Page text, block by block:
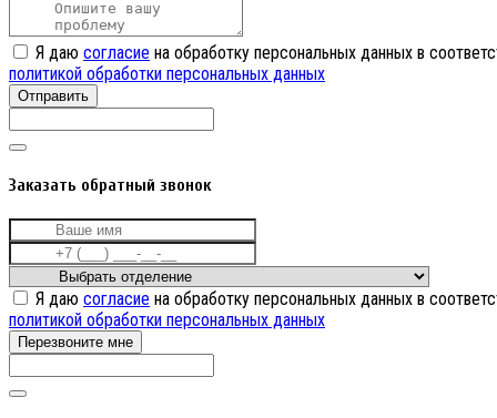
Я даю согласие на обработку персональных данных в
политикой обработки персональных данных
Отправить
Заказать обратный звонок
Я даю согласие на обработку персональных данных в
политикой обработки персональных данных
Перезвоните мне